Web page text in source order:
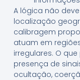
A lógica não
localização
calibragem
atuam em
irregulares. O
presença de
ocultação,